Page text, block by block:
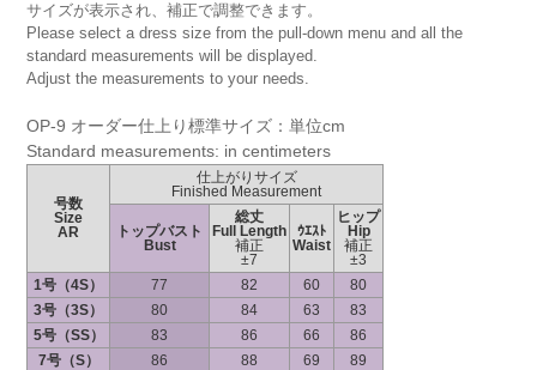
サイズが表示され、補正で調整できます。
Please select a dress size from the pull-down menu and all the
standard measurements will be displayed.
Adjust the measurements to your needs.
OP-9 オーダー仕上り標準サイズ：単位cm
Standard measurements: in centimeters
号数
Size
AR
仕上がりサイズ
Finished Measurement
トップバスト
Bust
総丈
Full Length
補正
±7
ｳｴｽﾄ
Waist
ヒップ
Hip
補正
±3
1号（4S）
77 82 60
80
3号（3S）
80 84 63
83
5号（SS）
83 86 66
86
7号（S）
86 88 69
89